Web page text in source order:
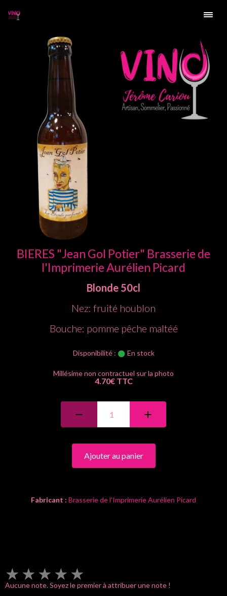
BIERES "Jean Gol Potier" Brasserie de
l'Imprimerie Aurélien Picard
Blonde 50cl
Nez: fruité houblon
Bouche: pomme pêche maltéé
Disponibilité : En stock
4.70€ TTC
Ajouter au panier
Fabricant : Brasserie de l'Imprimerie Aurélien Picard
★ ★ ★ ★ ★
Aucune note. Soyez le premier à attribuer une note !